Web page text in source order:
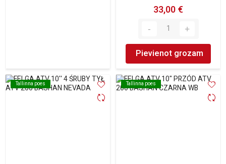
33,00 €
Pievienot grozam
Tallinna poes
Tallinna poes Tallinna poes
Tallinna poes